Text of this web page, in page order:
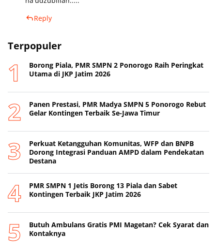
Reply
Terpopuler
Borong Piala, PMR SMPN 2 Ponorogo Raih Peringkat
Utama di JKP Jatim 2026
Panen Prestasi, PMR Madya SMPN 5 Ponorogo Rebut
Gelar Kontingen Terbaik Se-Jawa Timur
Perkuat Ketangguhan Komunitas, WFP dan BNPB
Dorong Integrasi Panduan AMPD dalam Pendekatan
Destana
PMR SMPN 1 Jetis Borong 13 Piala dan Sabet
Kontingen Terbaik JKP Jatim 2026
Butuh Ambulans Gratis PMI Magetan? Cek Syarat dan
Kontaknya